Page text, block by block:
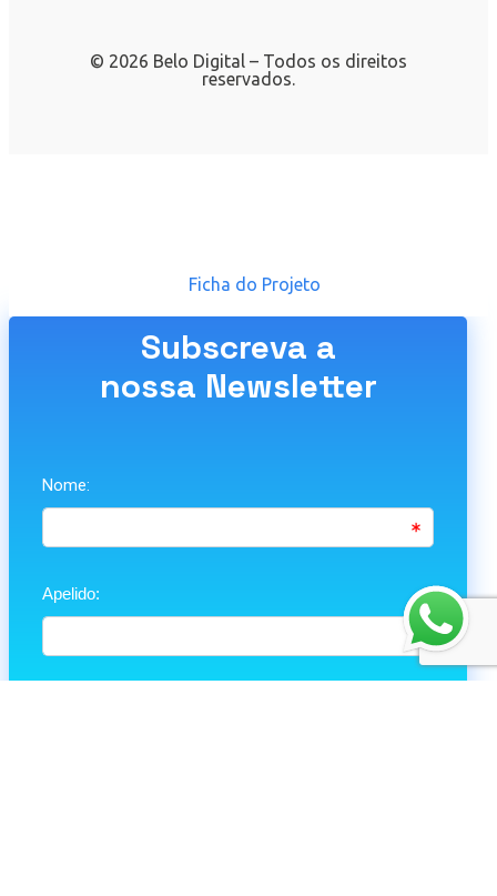
© 2026 Belo Digital – Todos os direitos
reservados.
Ficha do Projeto
Subscreva a
nossa Newsletter